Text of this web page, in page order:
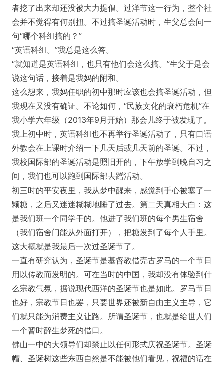
者挖了出来却还没被大力提倡。过洋节这一行为，整个社
会并不觉得有何别扭。不过搞圣诞活动时，生父总会问一
句“哪个科组搞的？”
“英语科组。”我总是这么答。
“就知道是英语科组，也只有他们会这么搞。”生父于是会
说这句话，接着是我妈的附和。
这么想来，我妈任职的初中那时应该也会搞圣诞活动，但
我现在又没有确证。不论如何，“民族文化的衰朽危机”在
我小学六年级（2013年9月开始）那会儿终于被发现了。
我上初中时，英语科组也不再举行圣诞活动了，只有口语
外教会在上课时介绍一下几天后或几天前的圣诞。不过，
我校国际部的圣诞活动是照旧开的，下午放学到晚自习之
间，我们也可以跑到国际部去蹭活动。
初三时的平安夜里，我从梦中醒来，感觉到手心被塞了一
颗糖，之后又迷迷糊糊地睡了过去。第二天真相大白：这
是我们班一个同学干的。他进了我们班的每个男生宿舍
（我们宿舍门能从外面打开），把糖发到了每个人手里。
这大概就是我最后一次过圣诞节了。
一直有研究认为，圣诞节是基督教借壳古罗马的一个节日
用以传教而发明的。可在当时的中国，我却没有体验到什
么宗教气氛，据说现代西洋的圣诞节也是如此。罗马节日
也好，宗教节日也罢，只要世界还被新自由主义主导，它
们就只能为消费主义让路。所谓圣诞节，也就是给世人们
一个暂时醉生梦死的借口。
佛山一中的大领导们却禁止以任何形式庆祝圣诞节。圣诞
帽、圣诞树这些东西自然是不能被他们看见，祝福的话在